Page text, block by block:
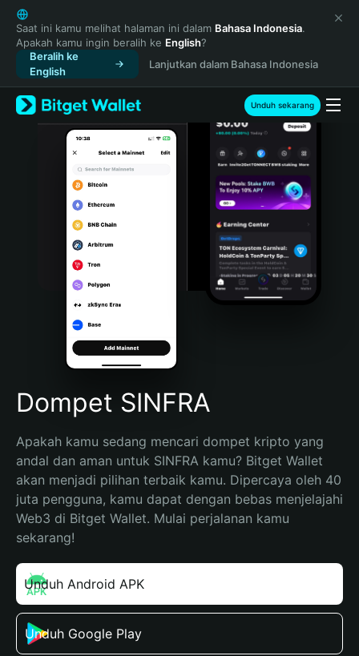
English
日本語
Tiếng Việt
Русский
Español (Latinoamérica)
Türkçe
Italiano
Português (Portugal)
Bahasa Indonesia
Português (Brasil)
Español (Argentina)
Saat ini kamu melihat halaman ini dalam Bahasa Indonesia.
Apakah kamu ingin beralih ke English?
Beralih ke
English
Lanjutkan dalam Bahasa Indonesia
Unduh sekarang
Dompet SINFRA
Apakah kamu sedang mencari dompet kripto yang
andal dan aman untuk SINFRA kamu? Bitget Wallet
akan menjadi pilihan terbaik kamu. Dipercaya oleh 40
juta pengguna, kamu dapat dengan bebas menjelajahi
Web3 di Bitget Wallet. Mulai perjalanan kamu
sekarang!
Unduh Android APK
Unduh Google Play